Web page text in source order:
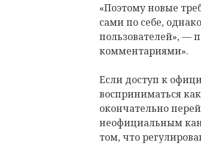
«Поэтому новые
сами по себе,
пользователей», —
комментариями».
Если доступ к
восприниматься
окончательно
неофициальным
том, что